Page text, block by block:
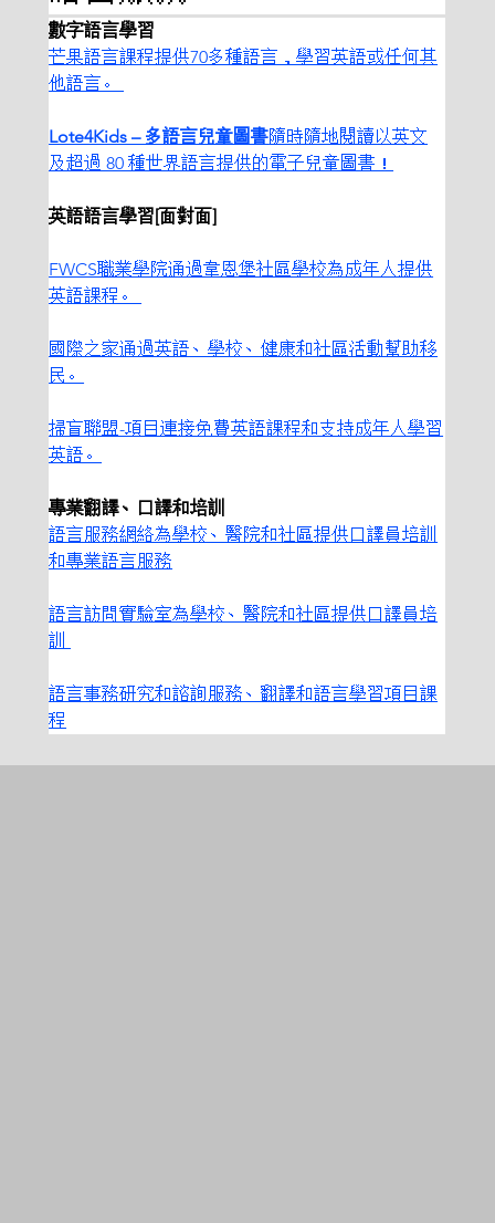
數字語言學習
芒果語言課程提供70多種語言，學習英語或任何其
他語言。
Lote4Kids – 多語言兒童圖書隨時隨地閱讀以英文
及超過 80 種世界語言提供的電子兒童圖書！
英語語言學習[面對面]
FWCS職業學院通過韋恩堡社區學校為成年人提供
英語課程。
國際之家通過英語、學校、健康和社區活動幫助移
民。
掃盲聯盟-項目連接免費英語課程和支持成年人學習
英語。
專業翻譯、口譯和培訓
語言服務網絡為學校、醫院和社區提供口譯員培訓
和專業語言服務
語言訪問實驗室為學校、醫院和社區提供口譯員培
訓
語言事務研究和諮詢服務、翻譯和語言學習項目課
程